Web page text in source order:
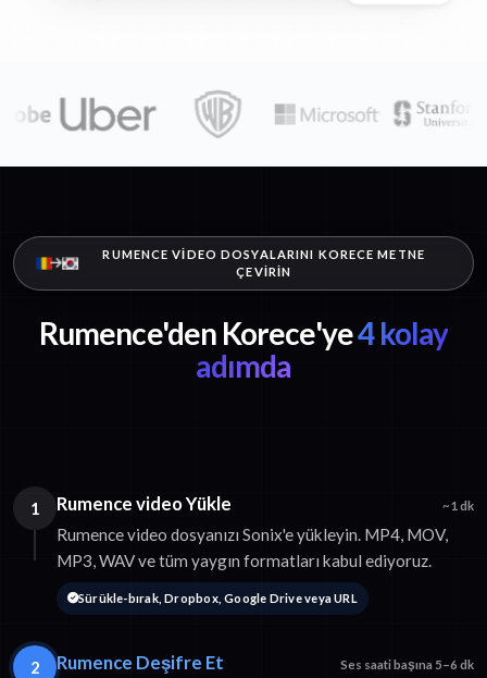
RUMENCE VIDEO DOSYALARINI KORECE METNE
ÇEVIRIN
Rumence'den Korece'ye4 kolay
adımda
1 Rumence video Yükle ~1 dk
Rumence video dosyanızı Sonix'e yükleyin. MP4, MOV,
MP3, WAV ve tüm yaygın formatları kabul ediyoruz.
Sürükle-bırak, Dropbox, Google Drive veya URL
2 Rumence Deşifre Et Ses saati başına 5–6 dk